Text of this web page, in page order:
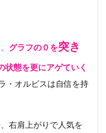
グラフの０を突き
状態を更にアゲていく
・オルビスは自信を持
右肩上がりで人気を